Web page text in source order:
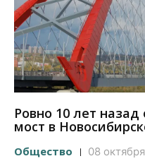
Ровно 10 лет
мост в
Общество 08